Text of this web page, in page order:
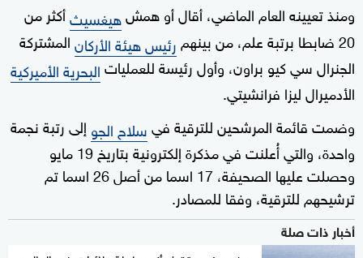
ومنذ تعيينه العام الماضي، أقال أو همشهيغسيثأكثر من
20 ضابطا برتبة علم، من بينهم
رئيس هيئة الأركانالمشتركة
الجنرال سي كيو براون، وأول رئيسة للعملياتالبحرية الأميركية
الأدميرال ليزا فرانشيتي.
وضمت قائمة المرشحين للترقية فيسلاح الجو إلى رتبة نجمة
واحدة، والتي أُعلنت في مذكرة إلكترونية بتاريخ 19 مايو
وحصلت عليها الصحيفة، 17 اسما من أصل 26 اسما تم
ترشيحهم للترقية، وفقا للمصادر.
أخبار ذات صلة